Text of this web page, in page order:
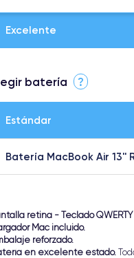
Excelente
Premiumbatería ?
Estándar
Batería MacBook Air 13''
retina - Teclado QWERTY
Mac incluido.
reforzado.
en excelente estado.